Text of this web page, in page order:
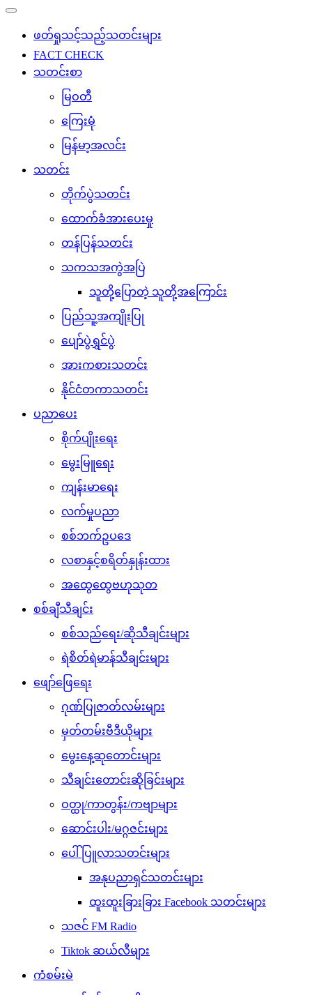
ဖတ်ရှုသင့်သည့်သတင်းများ
FACT CHECK
သတင်းစာ
မြဝတီ
ကြေးမုံ
မြန်မာ့အလင်း
သတင်း
တိုက်ပွဲသတင်း
ထောက်ခံအားပေးမှု
တန်ပြန်သတင်း
သကသအကွဲအပြဲ
သူတို့ပြောတဲ့ သူတို့အကြောင်း
ပြည်သူ့အကျိုးပြု
ပျော်ပွဲရွှင်ပွဲ
အားကစားသတင်း
နိုင်ငံတကာသတင်း
ပညာပေး
စိုက်ပျိုးရေး
မွေးမြူရေး
ကျန်းမာရေး
လက်မှုပညာ
စစ်ဘက်ဥပဒေ
လစာနှင့်စရိတ်နှုန်းထား
အထွေထွေဗဟုသုတ
စစ်ချီသီချင်း
စစ်သည်ရေး/ဆိုသီချင်းများ
ရဲစိတ်ရဲမာန်သီချင်းများ
ဖျော်ဖြေရေး
ဂုဏ်ပြုဇာတ်လမ်းများ
မှတ်တမ်းဗီဒီယိုများ
မွေးနေ့ဆုတောင်းများ
သီချင်းတောင်းဆိုခြင်းများ
ဝတ္ထု/ကာတွန်း/ကဗျာများ
ဆောင်းပါး/မဂ္ဂဇင်းများ
ပေါ်ပြူလာသတင်းများ
အနုပညာရှင်သတင်းများ
ထူးထူးခြားခြား Facebook သတင်းများ
သဇင် FM Radio
Tiktok ဆယ်လီများ
ကံစမ်းမဲ